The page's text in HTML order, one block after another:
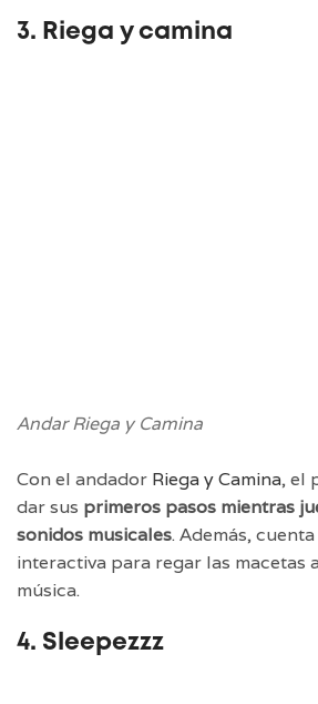
3. Riega y camina
Andar Riega y Camina
Con el andador Riega y Camina, el
dar sus primeros pasos mientras
sonidos musicales. Además,
interactiva para regar las macetas
música.
4. Sleepezzz